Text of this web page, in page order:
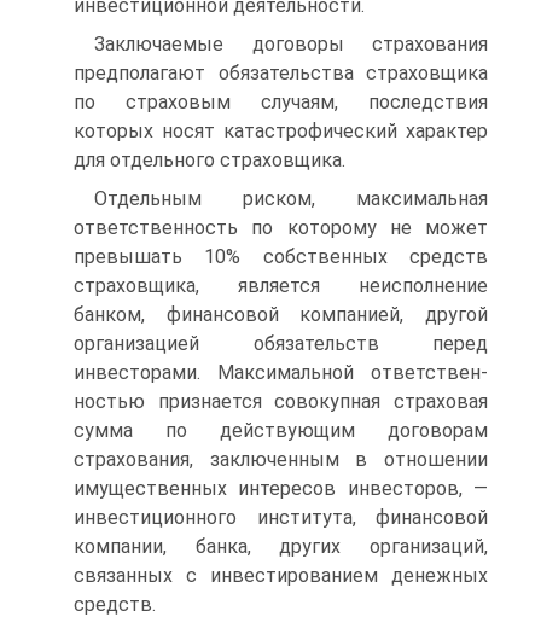
инвестиционной деятельности.
Заключаемые договоры страхования
предполагают обязательства страховщика
по страховым случаям, последствия
которых носят катастрофический характер
для отдельного страховщика.
Отдельным риском, максимальная
ответственность по которому не может
превышать 10% собственных средств
страховщика, явля­ется неисполнение
банком, финансовой компанией, другой
органи­зацией обязательств перед
инвесторами. Максимальной ответствен­
ностью признается совокупная страховая
сумма по действующим договорам
страхования, заключенным в отношении
имущественных интересов инвесторов, —
инвестиционного института, финансовой
компании, банка, других организаций,
связанных с инвестировани­ем денежных
средств.